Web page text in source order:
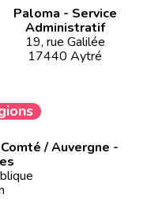
Paloma - Service
Administratif
19, rue Galilée
17440 Aytré
/ Auvergne -